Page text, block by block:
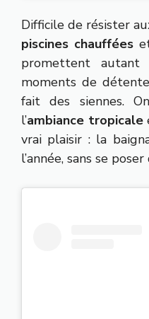
Difficile de résister
piscines chauffées
promettent
moments de
fait des siennes.
l’ambiance tropicale
vrai plaisir : la
l’année, sans se